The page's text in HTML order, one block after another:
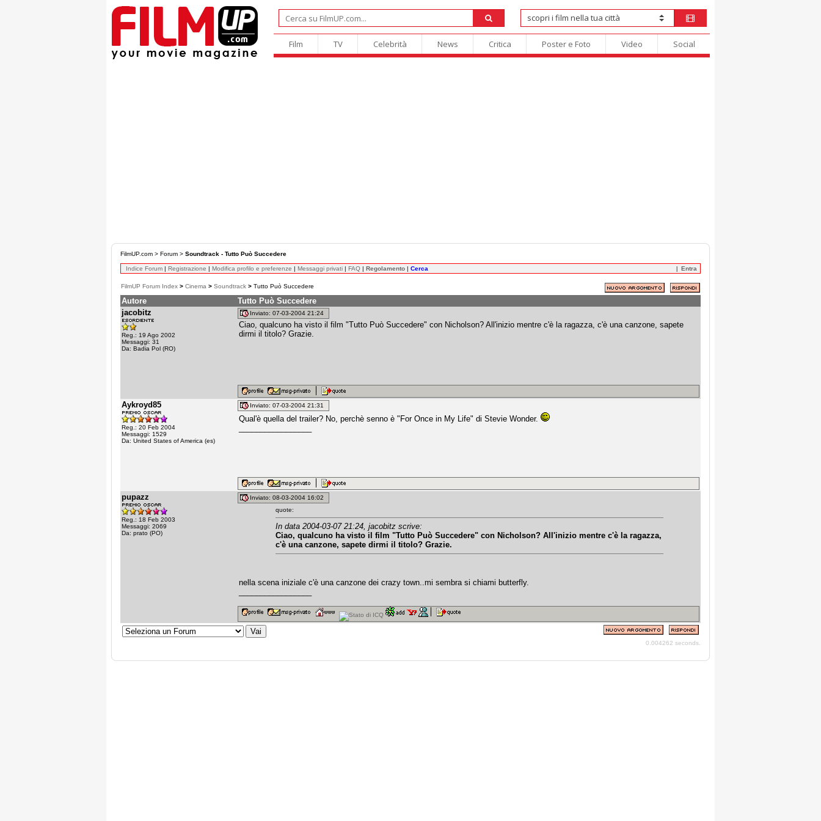
Film TV Celebrità News Critica Poster e Foto Video Social
FilmUP.com > Forum > Soundtrack - Tutto Può Succedere
Indice Forum | Registrazione | Modifica profilo e preferenze | Messaggi privati | FAQ | Regolamento | Cerca Entra
FilmUP Forum Index > Cinema > Soundtrack > Tutto Può Succedere
Autore
Tutto Può Succedere
jacobitz
Reg.: 19 Ago 2002
Messaggi: 31
Da: Badia Pol (RO)
Inviato: 07-03-2004 21:24
Ciao, qualcuno ha visto il film "Tutto Può Succedere" con Nicholson? All'inizio mentre c'è la ragazza, c'è una canzone, sapete
dirmi il titolo? Grazie.
Aykroyd85
Reg.: 20 Feb 2004
Messaggi: 1529
Da: United States of America (es)
Inviato: 07-03-2004 21:31
Qual'è quella del trailer? No, perchè senno è "For Once in My Life" di Stevie Wonder.
pupazz
Reg.: 18 Feb 2003
Messaggi: 2069
Da: prato (PO)
Inviato: 08-03-2004 16:02
quote:
In data 2004-03-07 21:24, jacobitz scrive:
Ciao, qualcuno ha visto il film "Tutto Può Succedere" con Nicholson? All'inizio mentre c'è la ragazza,
c'è una canzone, sapete dirmi il titolo? Grazie.
nella scena iniziale c'è una canzone dei crazy town..mi sembra si chiami butterfly.
0.004262 seconds.